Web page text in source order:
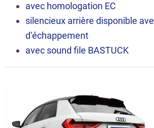
avec homologation EC
silencieux arrière disponible
d‘échappement
avec sound file BASTUCK